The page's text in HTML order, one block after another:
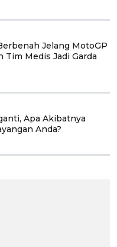
Jelang MotoGP
Tim Medis Jadi Garda
Apa Akibatnya
Anda?